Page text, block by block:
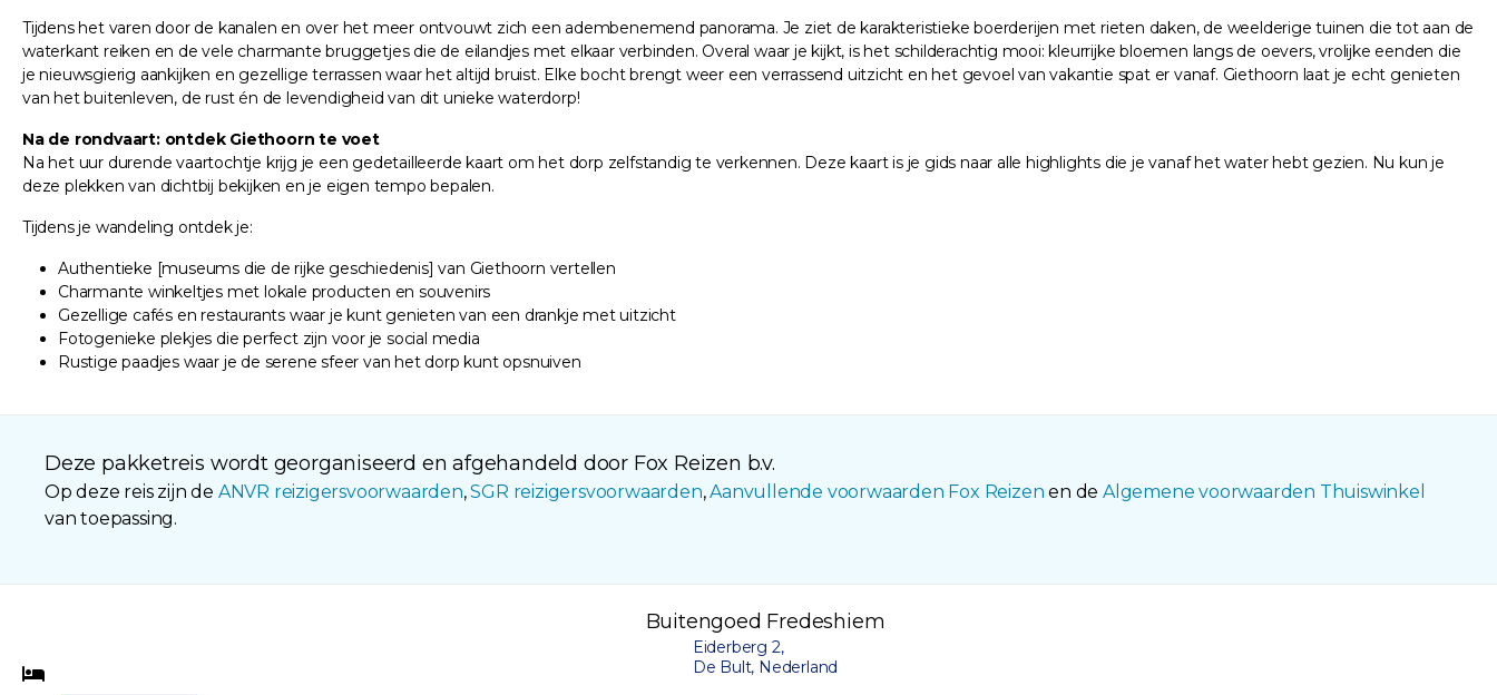
Tijdens het varen door de kanalen en over het meer ontvouwt zich een adembenemend panorama. Je ziet de karakteristieke boerderijen met rieten daken, de weelderige tuinen die tot aan de
waterkant reiken en de vele charmante bruggetjes die de eilandjes met elkaar verbinden. Overal waar je kijkt, is het schilderachtig mooi: kleurrijke bloemen langs de oevers, vrolijke eenden die
je nieuwsgierig aankijken en gezellige terrassen waar het altijd bruist. Elke bocht brengt weer een verrassend uitzicht en het gevoel van vakantie spat er vanaf. Giethoorn laat je echt genieten
van het buitenleven, de rust én de levendigheid van dit unieke waterdorp!
Na de rondvaart: ontdek Giethoorn te voet
Na het uur durende vaartochtje krijg je een gedetailleerde kaart om het dorp zelfstandig te verkennen. Deze kaart is je gids naar alle highlights die je vanaf het water hebt gezien. Nu kun je
deze plekken van dichtbij bekijken en je eigen tempo bepalen.
Tijdens je wandeling ontdek je:
Authentieke [museums die de rijke geschiedenis] van Giethoorn vertellen
Charmante winkeltjes met lokale producten en souvenirs
Gezellige cafés en restaurants waar je kunt genieten van een drankje met uitzicht
Fotogenieke plekjes die perfect zijn voor je social media
Rustige paadjes waar je de serene sfeer van het dorp kunt opsnuiven
Deze pakketreis wordt georganiseerd en afgehandeld door Fox Reizen b.v.
Op deze reis zijn de ANVR reizigersvoorwaarden,SGR reizigersvoorwaarden,Aanvullende voorwaarden Fox Reizen en deAlgemene voorwaarden Thuiswinkel
van toepassing.
Buitengoed Fredeshiem
Eiderberg 2,
De Bult, Nederland